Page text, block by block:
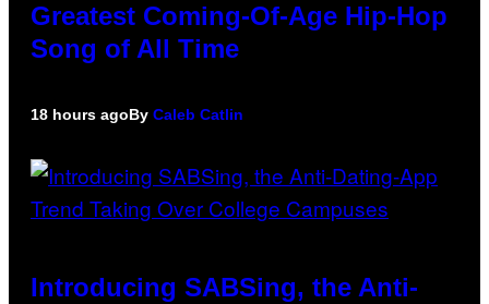
Greatest Coming-Of-Age Hip-Hop
Song of All Time
18 hours agoBy Caleb Catlin
Introducing SABSing, the Anti-